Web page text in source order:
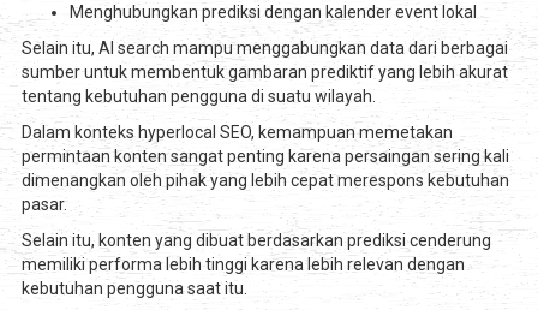
Menghubungkan prediksi dengan kalender event lokal
Selain itu, AI search mampu menggabungkan data dari berbagai
sumber untuk membentuk gambaran prediktif yang lebih akurat
tentang kebutuhan pengguna di suatu wilayah.
Dalam konteks hyperlocal SEO, kemampuan memetakan
permintaan konten sangat penting karena persaingan sering kali
dimenangkan oleh pihak yang lebih cepat merespons kebutuhan
pasar.
Selain itu, konten yang dibuat berdasarkan prediksi cenderung
memiliki performa lebih tinggi karena lebih relevan dengan
kebutuhan pengguna saat itu.